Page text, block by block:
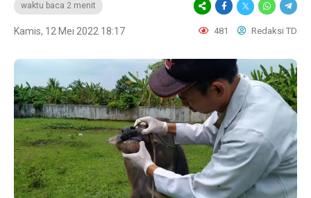
waktu baca 2 menit
Kamis, 12 Mei 2022 18:17 481 Redaksi TD